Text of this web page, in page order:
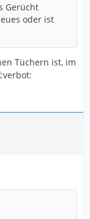
Gerücht
oder ist
Tüchern ist, im